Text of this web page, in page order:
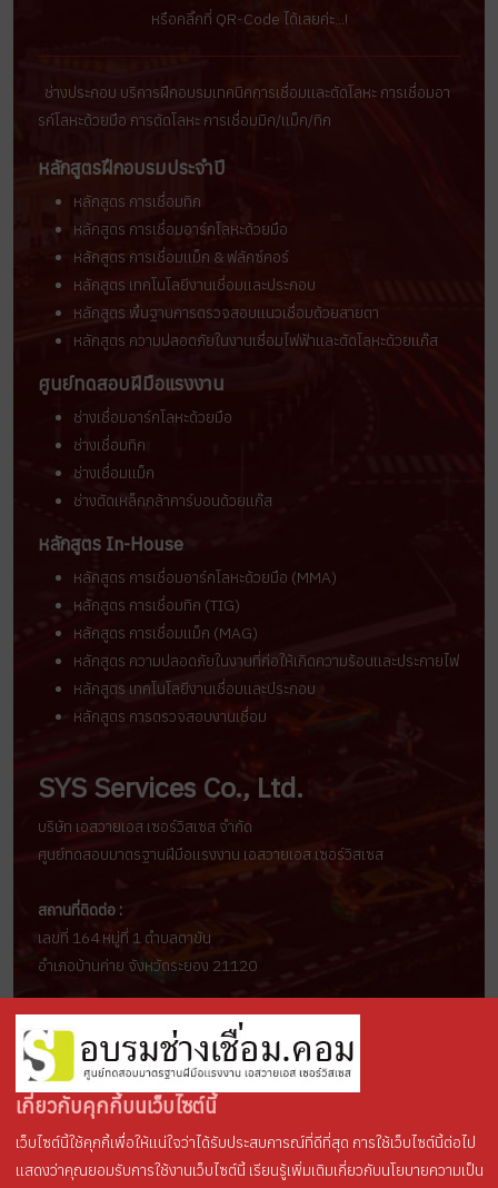
เกี่ยวกับคุกกี้บนเว็บไซต์นี้
เว็บไซต์นี้ใช้คุกกี้เพื่อให้แน่ใจว่าได้รับประสบการณ์ที่ดีที่สุด การใช้เว็บไซต์นี้ต่อไป
แสดงว่าคุณยอมรับการใช้งานเว็บไซต์นี้ เรียนรู้เพิ่มเติมเกี่ยวกับนโยบายความเป็น
หรือคลิ๊กที่ QR-Code ได้เลยค่ะ...!
ช่างประกอบ บริการฝึกอบรมเทคนิคการเชื่อมเเละตัดโลหะ การเชื่อมอา
รก์โลหะด้วยมือ การตัดโลหะ การเชื่อมมิก/เเม็ก/ทิก
หลักสูตรฝึกอบรมประจำปี
หลักสูตร การเชื่อมทิก
หลักสูตร การเชื่อมอาร์กโลหะด้วยมือ
หลักสูตร การเชื่อมแม็ก & ฟลักซ์คอร์
หลักสูตร เทคโนโลยีงานเชื่อมและประกอบ
หลักสูตร พื้นฐานการตรวจสอบแนวเชื่อมด้วยสายตา
หลักสูตร ความปลอดภัยในงานเชื่อมไฟฟ้าและตัดโลหะด้วยแก๊ส
ศูนย์ทดสอบฝีมือแรงงาน
ช่างเชื่อมอาร์กโลหะด้วยมือ
ช่างเชื่อมทิก
ช่างเชื่อมแม็ก
ช่างตัดเหล็กกล้าคาร์บอนด้วยแก๊ส
หลักสูตร In-House
หลักสูตร การเชื่อมอาร์กโลหะด้วยมือ (MMA)
หลักสูตร การเชื่อมทิก (TIG)
หลักสูตร การเชื่อมแม็ก (MAG)
หลักสูตร ความปลอดภัยในงานที่ก่อให้เกิดความร้อนและประกายไฟ
หลักสูตร เทคโนโลยีงานเชื่อมและประกอบ
หลักสูตร การตรวจสอบงานเชื่อม
SYS Services Co., Ltd.
บริษัท เอสวายเอส เซอร์วิสเซส จำกัด
ศูนย์ทดสอบมาตรฐานฝีมือแรงงาน เอสวายเอส เซอร์วิสเซส
สถานที่ติดต่อ :
เลขที่ 164 หมู่ที่ 1 ตำบลตาขัน
อำเภอบ้านค่าย จังหวัดระยอง 21120
ช่องทางการติดต่อ :
อีเมล์ :
sys.services2019@gmail.com
ติดต่อ : คุณศิริรัตน์ (มาย), โทร.094-671-1555
Line ID :sys-services
ลิขสิทธิ์ © 2569 ศูนย์ฝึกอบรมช่างเชื่อม . สงวนลิขสิทธิ์.